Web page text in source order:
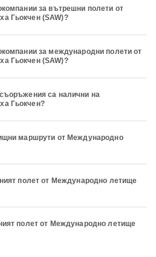
за вътрешни полети от
Гьокчен (SAW)?
за международни полети от
Гьокчен (SAW)?
са налични на
Гьокчен?
маршрути от Международно
полет от Международно летище
полет от Международно летище